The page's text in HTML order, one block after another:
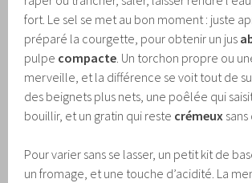
fort. Le sel se met au bon moment : juste
préparé la courgette, pour obtenir un jus
pulpe compacte . Un torchon propre ou
merveille, et la différence se voit tout de
des beignets plus nets, une poêlée qui
bouillir, et un gratin qui reste crémeux
Pour varier sans se lasser, un petit kit de
un fromage, et une touche d’acidité. La